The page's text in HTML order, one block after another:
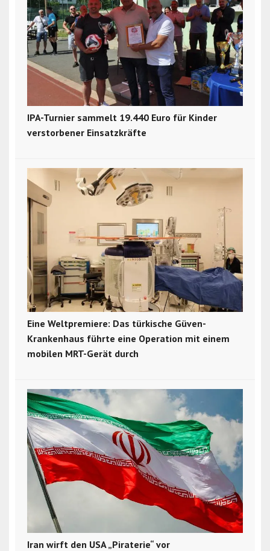
IPA-Turnier sammelt 19.440 Euro für Kinder
verstorbener Einsatzkräfte
Eine Weltpremiere: Das türkische Güven-
Krankenhaus führte eine Operation mit einem
mobilen MRT-Gerät durch
Iran wirft den USA „Piraterie“ vor